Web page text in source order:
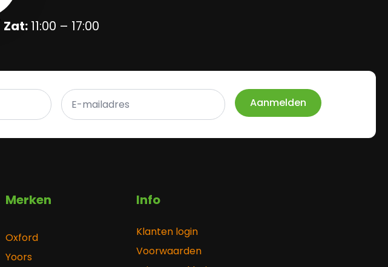
Zat:11:00 – 17:00
E-
mailadres
*
Aanmelden
Merken
Oxford
Yoors
Info
Klanten login
Voorwaarden